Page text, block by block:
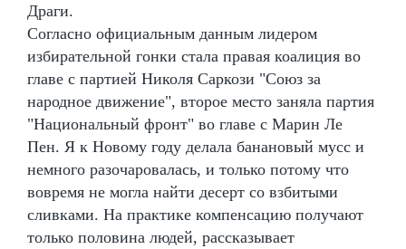
Драги.
Согласно официальным данным лидером
избирательной гонки стала правая коалиция во
главе с партией Николя Саркози "Союз за
народное движение", второе место заняла партия
"Национальный фронт" во главе с Марин Ле
Пен. Я к Новому году делала банановый мусс и
немного разочаровалась, и только потому что
вовремя не могла найти десерт со взбитыми
сливками. На практике компенсацию получают
только половина людей, рассказывает